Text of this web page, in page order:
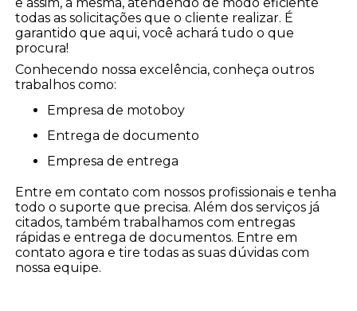
todas as solicitações que o cliente realizar. É
garantido que aqui, você achará tudo o que
procura!
Conhecendo nossa excelência, conheça outros
trabalhos como:
empresa de motoboy
entrega de documento
empresa de entrega
Entre em contato com nossos profissionais e tenha
todo o suporte que precisa. Além dos serviços já
citados, também trabalhamos com entregas
rápidas e entrega de documentos. Entre em
contato agora e tire todas as suas dúvidas com
nossa equipe.